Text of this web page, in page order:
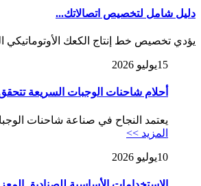
دليل شامل لتخصيص اتصالاتك...
يؤدي تخصيص خط إنتاج الكعك الأوتوماتيكي
15يوليو 2026
أحلام شاحنات الوجبات السريعة
يعتمد النجاح في صناعة شاحنات
المزيد >>
10يوليو 2026